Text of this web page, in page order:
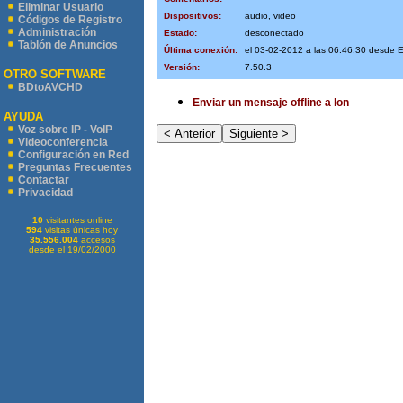
Eliminar Usuario
Códigos de Registro
Administración
Tablón de Anuncios
OTRO SOFTWARE
BDtoAVCHD
AYUDA
Voz sobre IP - VoIP
Videoconferencia
Configuración en Red
Preguntas Frecuentes
Contactar
Privacidad
10visitantes online
594 visitas únicas hoy
35.556.004accesos
desde el 19/02/2000
Dispositivos:
audio, video
Estado:
desconectado
Última conexión:
el 03-02-2012 a las 06:46:30 desde
Versión:
7.50.3
Enviar un mensaje offline a lon